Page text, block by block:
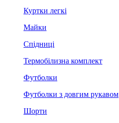
Куртки легкі
Майки
Спідниці
Термобілизна комплект
Футболки
Футболки з довгим рукавом
Шорти